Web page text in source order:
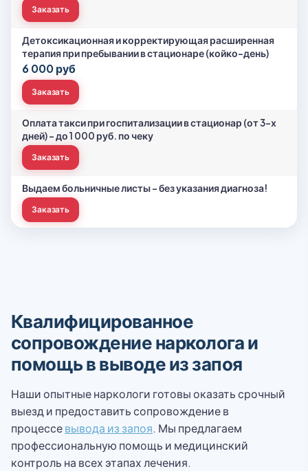
Заказать
Детоксикационная и корректирующая расширенная
терапия при пребывании в стационаре (койко-день)
6 000 руб
Заказать
Оплата такси при госпитализации в стационар (от 3-х
дней) – до 1 000 руб. по чеку
Заказать
Выдаем больничные листы - без указания диагноза!
Заказать
Квалифицированное
сопровождение нарколога и
помощь в выводе из запоя
Наши опытные наркологи готовы оказать срочный
выезд и предоставить сопровождение в
процессевывода из запоя. Мы предлагаем
профессиональную помощь и медицинский
контроль на всех этапах лечения.